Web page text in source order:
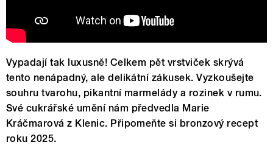
Vypadají tak luxusně! Celkem pět vrstviček skrývá
tento nenápadný, ale delikátní zákusek. Vyzkoušejte
souhru tvarohu, pikantní marmelády a rozinek v rumu.
Své cukrářské umění nám předvedla Marie
Kráčmarová z Klenic. Připomeňte si bronzový recept
roku 2025.